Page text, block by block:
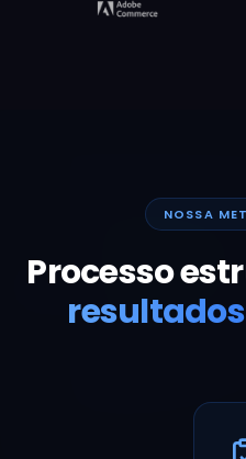
NOSSA
Processo